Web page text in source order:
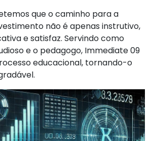
que o caminho para a
não é apenas instrutivo,
e satisfaz. Servindo como
e o pedagogo, Immediate 09
educacional, tornando-o